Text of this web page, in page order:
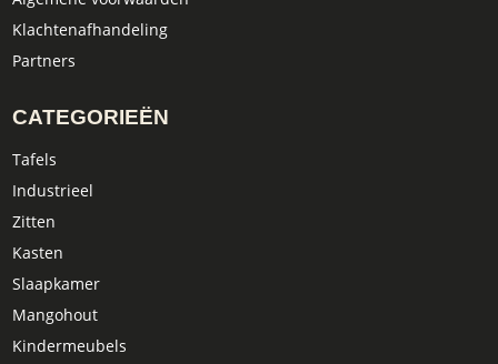
Klachtenafhandeling
Partners
CATEGORIEËN
Tafels
Industrieel
Zitten
Kasten
Slaapkamer
Mangohout
Kindermeubels